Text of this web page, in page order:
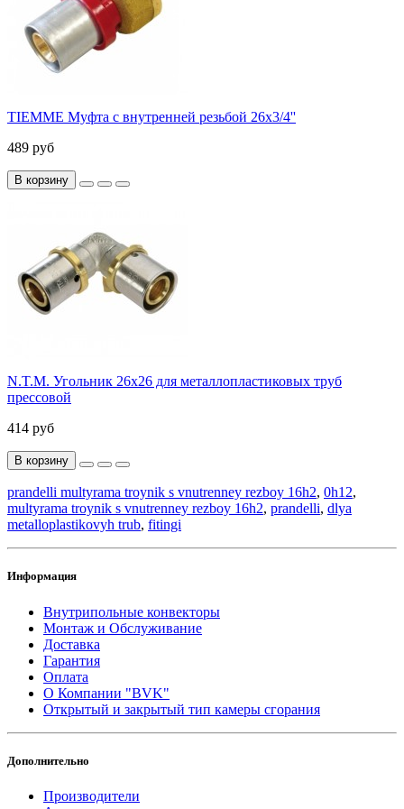
TIEMME Муфта с внутренней резьбой 26x3/4''
489 руб
В корзину
N.T.M. Угольник 26x26 для металлопластиковых труб
прессовой
414 руб
В корзину
prandelli multyrama troynik s vnutrenney rezboy 16h2, 0h12,
multyrama troynik s vnutrenney rezboy 16h2, prandelli, dlya
metalloplastikovyh trub, fitingi
Информация
Внутрипольные конвекторы
Монтаж и Обслуживание
Доставка
Гарантия
Оплата
О Компании "BVK"
Открытый и закрытый тип камеры сгорания
Дополнительно
Производители